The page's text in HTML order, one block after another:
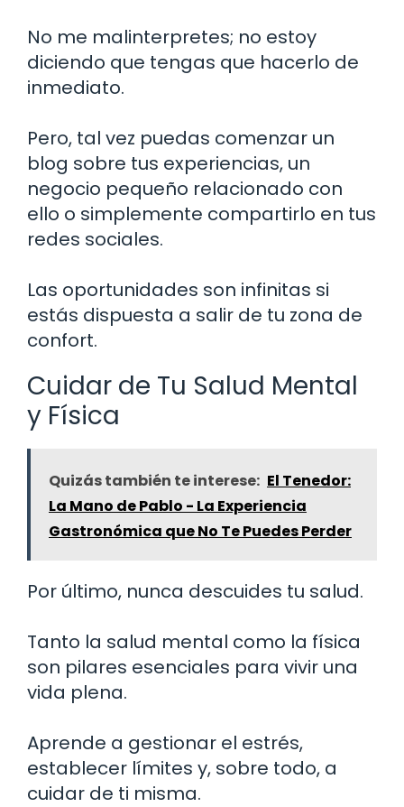
No me malinterpretes; no estoy
diciendo que tengas que hacerlo de
inmediato.
Pero, tal vez puedas comenzar un
blog sobre tus experiencias, un
negocio pequeño relacionado con
ello o simplemente compartirlo en tus
redes sociales.
Las oportunidades son infinitas si
estás dispuesta a salir de tu zona de
confort.
Cuidar de Tu Salud Mental
y Física
Quizás también te interese: El Tenedor:
La Mano de Pablo - La Experiencia
Gastronómica que No Te Puedes Perder
Por último, nunca descuides tu salud.
Tanto la salud mental como la física
son pilares esenciales para vivir una
vida plena.
Aprende a gestionar el estrés,
establecer límites y, sobre todo, a
cuidar de ti misma.